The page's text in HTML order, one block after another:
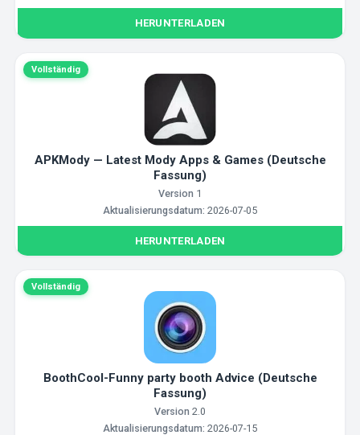
HERUNTERLADEN
Vollständig
APKMody — Latest Mody Apps & Games (Deutsche
Fassung)
Version 1
Aktualisierungsdatum: 2026-07-05
HERUNTERLADEN
Vollständig
BoothCool-Funny party booth Advice (Deutsche
Fassung)
Version 2.0
Aktualisierungsdatum: 2026-07-15